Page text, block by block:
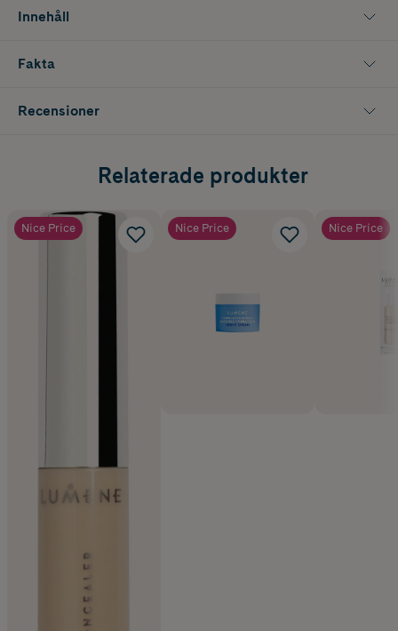
Innehåll
Fakta
Recensioner
Relaterade produkter
Nice Price Nice Price Nice Price